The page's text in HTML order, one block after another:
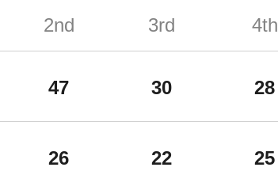
2nd
47
26
3rd
30
22
4th
28
25